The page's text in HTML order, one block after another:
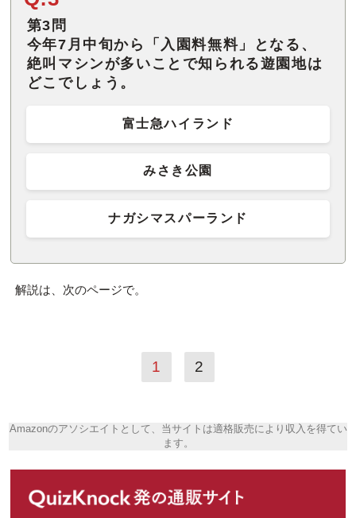
第3問
今年7月中旬から「入園料無料」となる、
絶叫マシンが多いことで知られる遊園地は
どこでしょう。
富士急ハイランド
みさき公園
ナガシマスパーランド
解説は、次のページで。
1 2
Amazonのアソシエイトとして、当サイトは適格販売により収入を得てい
ます。